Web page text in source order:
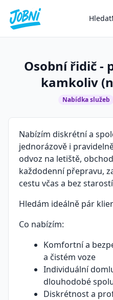
Hledat
Osobní řidič -
kamkoliv
Nabídka služeb
Nabízím diskrétní a
jednorázově i
odvoz na letiště,
každodenní přepravu,
cestu včas a bez
Hledám ideálně pár
Co nabízím:
Komfortní a
a čistém voze
Individuální
dlouhodobé
Diskrétnost a